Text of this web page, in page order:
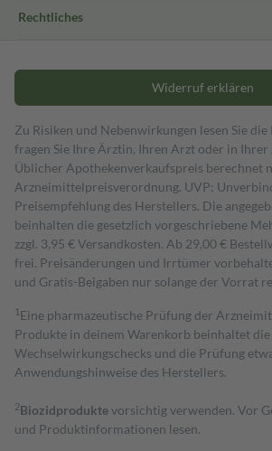
Rechtliches
Widerruf erklären
Zu Risiken und Nebenwirkungen lesen Sie die
fragen Sie Ihre Ärztin, Ihren Arzt oder in Ihrer
Üblicher Apothekenverkaufspreis berechnet
Arzneimittelpreisverordnung. UVP:
Preisempfehlung des Herstellers. Die
beinhalten die gesetzlich vorgeschriebene
zzgl. 3,95 € Versandkosten. Ab 29,00 €
frei. Preisänderungen und Irrtümer
und Gratis-Beigaben nur solange der Vorrat
1 Eine pharmazeutische Prüfung der
Produkte in deinem Warenkorb beinhaltet
Wechselwirkungschecks und die Prüfung
Anwendungshinweise des Herstellers.
2Biozidproduktevorsichtig verwenden. Vor
und Produktinformationen lesen.